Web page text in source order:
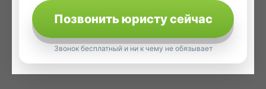
Позвонить юристу сейчас
Звонок бесплатный и ни к чему не обязывает